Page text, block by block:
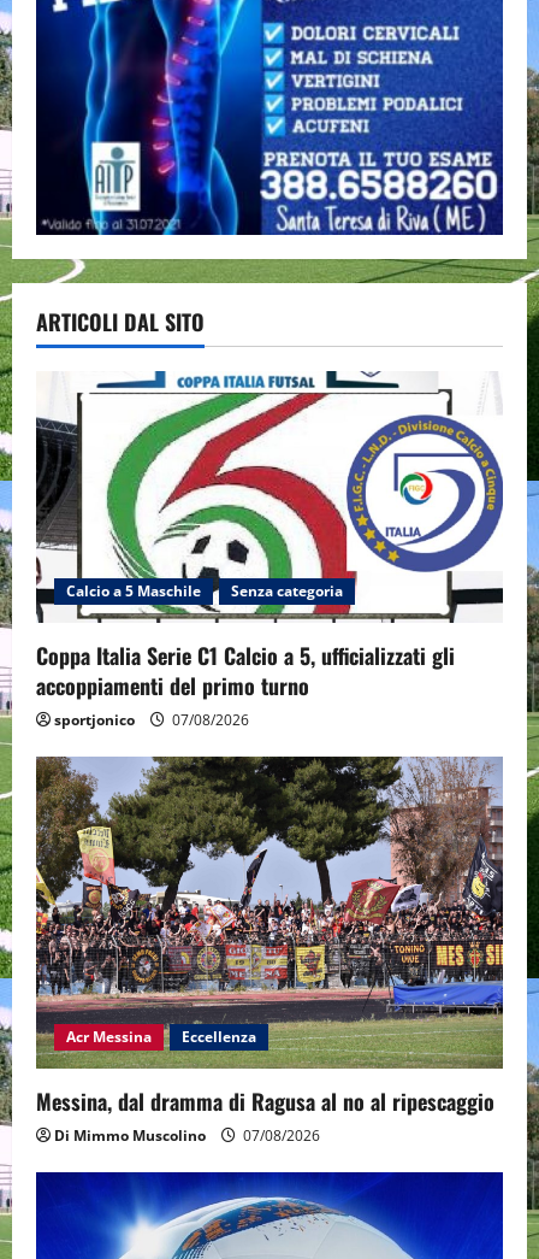
ARTICOLI DAL SITO
Calcio a 5 Maschile Senza categoria
Coppa Italia Serie C1 Calcio a 5, ufficializzati gli
accoppiamenti del primo turno
sportjonico 07/08/2026
Acr Messina Eccellenza
Messina, dal dramma di Ragusa al no al ripescaggio
Di Mimmo Muscolino 07/08/2026